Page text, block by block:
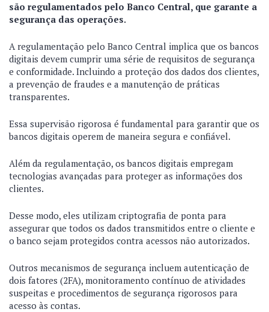
são regulamentados pelo Banco Central, que garante a
segurança das operações.
A regulamentação pelo Banco Central implica que os bancos
digitais devem cumprir uma série de requisitos de segurança
e conformidade. Incluindo a proteção dos dados dos clientes,
a prevenção de fraudes e a manutenção de práticas
transparentes.
Essa supervisão rigorosa é fundamental para garantir que os
bancos digitais operem de maneira segura e confiável.
Além da regulamentação, os bancos digitais empregam
tecnologias avançadas para proteger as informações dos
clientes.
Desse modo, eles utilizam criptografia de ponta para
assegurar que todos os dados transmitidos entre o cliente e
o banco sejam protegidos contra acessos não autorizados.
Outros mecanismos de segurança incluem autenticação de
dois fatores (2FA), monitoramento contínuo de atividades
suspeitas e procedimentos de segurança rigorosos para
acesso às contas.